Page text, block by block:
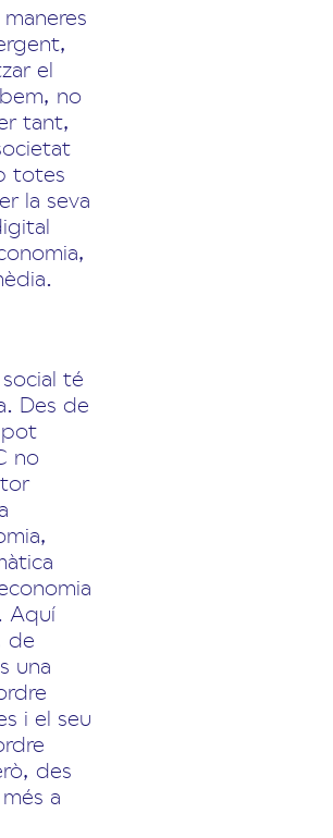
el
no
tant,
totes
la seva
té
Des de
pot
no
Aquí
de
una
i el seu
des
a